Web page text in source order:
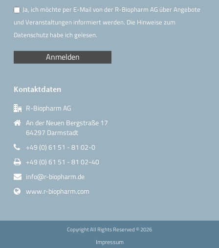
Ja, ich möchte per E-Mail von der R-Biopharm AG über Angebote
und Veranstaltungen informiert werden. Die Hinweisezum
Datenschutz habe ich gelesen.
Kontaktdaten
R-Biopharm AG
An der Neuen Bergstraße 17
64297 Darmstadt
+49 (0) 61 51 - 81 02-0
+49 (0) 61 51 - 81 02-40
info@r-biopharm.de
www.r-biopharm.com
Copyright All Rights Reserved ©2026
Impressum